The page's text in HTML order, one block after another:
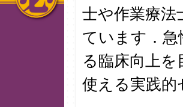
士や作業療法
ています．
る臨床向上
使える実践